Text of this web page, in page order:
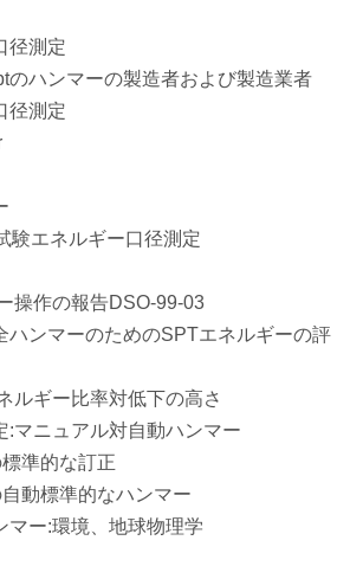
径測定
のハンマーの製造者および製造業者
径測定
験エネルギー口径測定
操作の報告DSO-99-03
ハンマーのためのSPTエネルギーの評
ルギー比率対低下の高さ
:マニュアル対自動ハンマー
準的な訂正
動標準的なハンマー
マー:環境、地球物理学